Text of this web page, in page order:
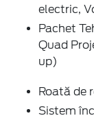
electric,
Pachet
Quad
up)
Roată de
Sistem